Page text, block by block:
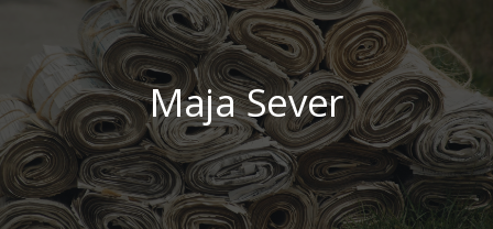
Maja Sever